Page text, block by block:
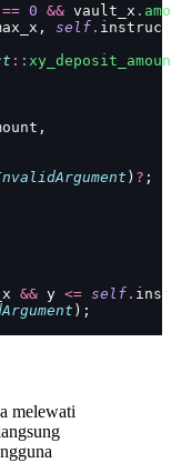
== 0 && vault_x .
self .
::
) ? ;
&& y <= self .
);
melewati